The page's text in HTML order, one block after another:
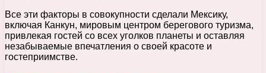
Все эти факторы в совокупности сделали Мексику,
включая Канкун, мировым центром берегового туризма,
привлекая гостей со всех уголков планеты и оставляя
незабываемые впечатления о своей красоте и
гостеприимстве.